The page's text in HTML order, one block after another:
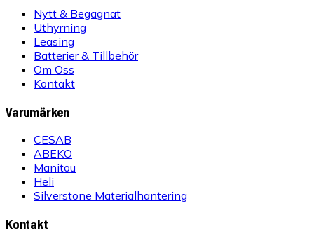
Nytt & Begagnat
Uthyrning
Leasing
Batterier & Tillbehör
Om Oss
Kontakt
Varumärken
CESAB
ABEKO
Manitou
Heli
Silverstone Materialhantering
Kontakt